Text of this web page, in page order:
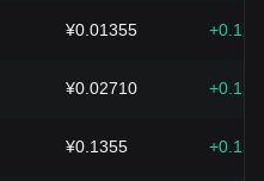
¥0.01355
¥0.02710
¥0.1355